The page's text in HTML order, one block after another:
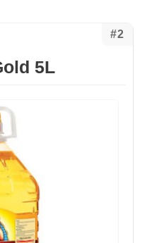
#2
5L